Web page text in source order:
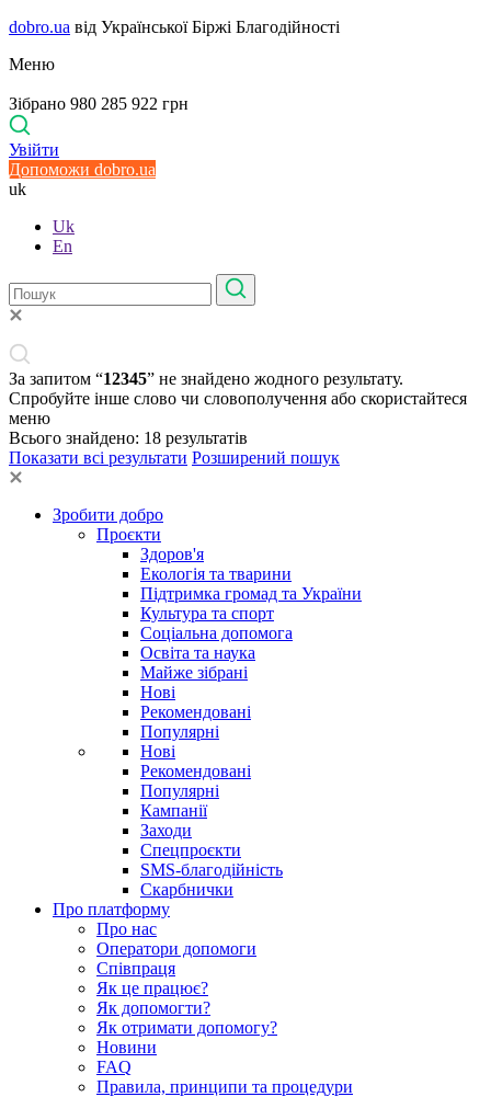
dobro.ua від Української Біржі Благодійності
Меню
Зібрано 980 285 922 грн
Увійти
Допоможи dobro.ua
uk
Uk
En
За запитом “12345” не знайдено жодного результату.
Спробуйте інше слово чи словополучення або скористайтеся
меню
Всього знайдено: 18 результатів
Показати всі результати Розширений пошук
Зробити добро
Проєкти
Здоров'я
Екологія та тварини
Підтримка громад та України
Культура та спорт
Соціальна допомога
Освіта та наука
Майже зібрані
Нові
Рекомендовані
Популярні
Нові
Рекомендовані
Популярні
Кампанії
Заходи
Спецпроєкти
SMS-благодійність
Скарбнички
Про платформу
Про нас
Оператори допомоги
Співпраця
Як це працює?
Як допомогти?
Як отримати допомогу?
Новини
FAQ
Правила, принципи та процедури